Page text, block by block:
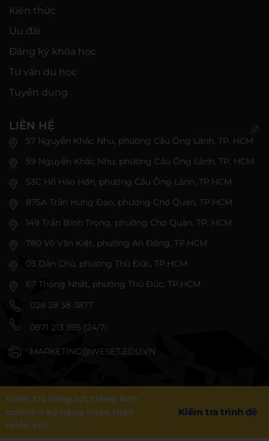
Kiến thức
Ưu đãi
Đăng ký khóa học
Tư vấn du học
Tuyển dụng
LIÊN HỆ
57 Nguyễn Khắc Nhu, phường Cầu Ông Lãnh, TP. HCM
59 Nguyễn Khắc Nhu, phường Cầu Ông Lãnh, TP. HCM
53C Hồ Hảo Hớn, phường Cầu Ông Lãnh, TP.HCM
875A Trần Hưng Đạo, phường Chợ Quán, TP.HCM
149 Trần Bình Trọng, phường Chợ Quán, TP. HCM
780 Võ Văn Kiệt, phường An Đông, TP.HCM
03 Dân Chủ, phường Thủ Đức, TP.HCM
67 Thống Nhất, phường Thủ Đức, TP.HCM
028 38 38 3877
0971 213 395 (24/7)
MARKETING@WESET.EDU.VN
Kiểm tra năng lực tiếng Anh
online 4 kỹ năng hoàn toàn
miễn phí
Kiểm tra trình độ